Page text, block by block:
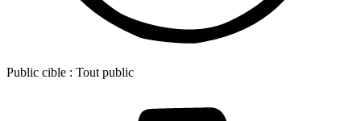
Public cible : Tout public